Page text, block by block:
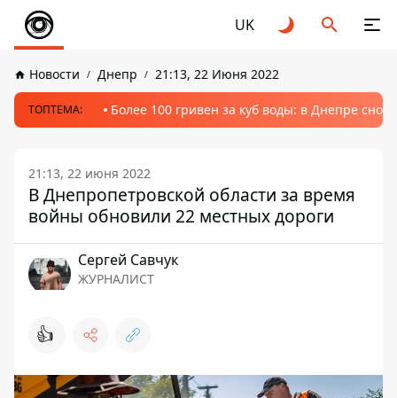
UK
Новости Днепр 21:13, 22 Июня 2022
ТОПТЕМА: Более 100 гривен за куб воды: в Днепре
21:13, 22 июня 2022
В Днепропетровской области за время
войны обновили 22 местных дороги
Сергей Савчук
ЖУРНАЛИСТ
👍